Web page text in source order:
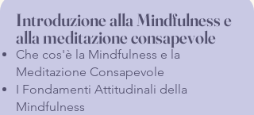
Introduzione alla Mindfulness e
alla meditazione consapevole
Che cos'è la Mindfulness e la
Meditazione Consapevole
I Fondamenti Attitudinali della
Mindfulness